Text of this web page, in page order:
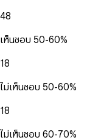
48
เห็นชอบ 50-60%
18
ไม่เห็นชอบ 50-60%
18
ไม่เห็นชอบ 60-70%